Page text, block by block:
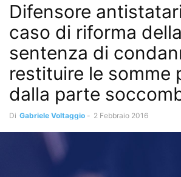
Difensore
caso di riforma della
sentenza di
restituire le somme
dalla parte
Di Gabriele Voltaggio - 2 Febbraio 2016